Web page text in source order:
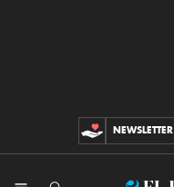
CONTRIBUCIONES
NEWSLETTER